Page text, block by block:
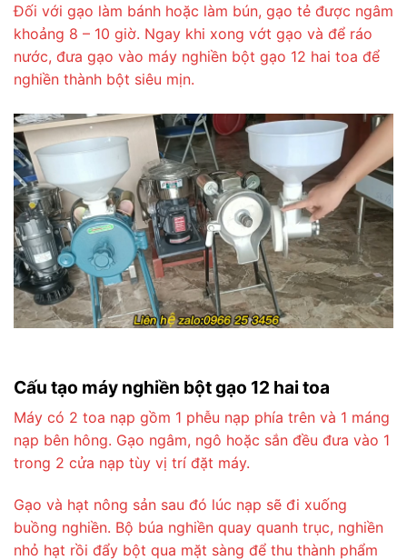
Đối với gạo làm bánh hoặc làm bún, gạo tẻ được ngâm
khoảng 8 – 10 giờ. Ngay khi xong vớt gạo và để ráo
nước, đưa gạo vào máy nghiền bột gạo 12 hai toa để
nghiền thành bột siêu mịn.
Cấu tạo máy nghiền bột gạo 12 hai toa
Máy có 2 toa nạp gồm 1 phễu nạp phía trên và 1 máng
nạp bên hông. Gạo ngâm, ngô hoặc sắn đều đưa vào 1
trong 2 cửa nạp tùy vị trí đặt máy.
Gạo và hạt nông sản sau đó lúc nạp sẽ đi xuống
buồng nghiền. Bộ búa nghiền quay quanh trục, nghiền
nhỏ hạt rồi đẩy bột qua mặt sàng để thu thành phẩm